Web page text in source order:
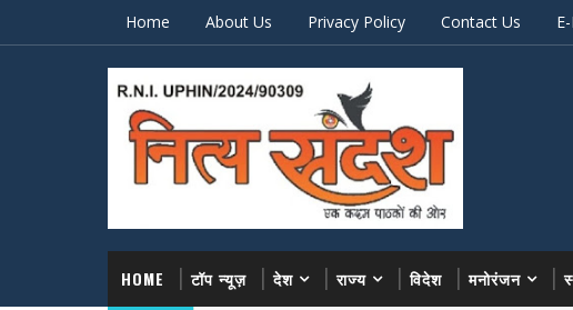
Home About Us Privacy Policy Contact Us
HOME टॉप न्यूज़ देश राज्य विदेश मनोरंजन